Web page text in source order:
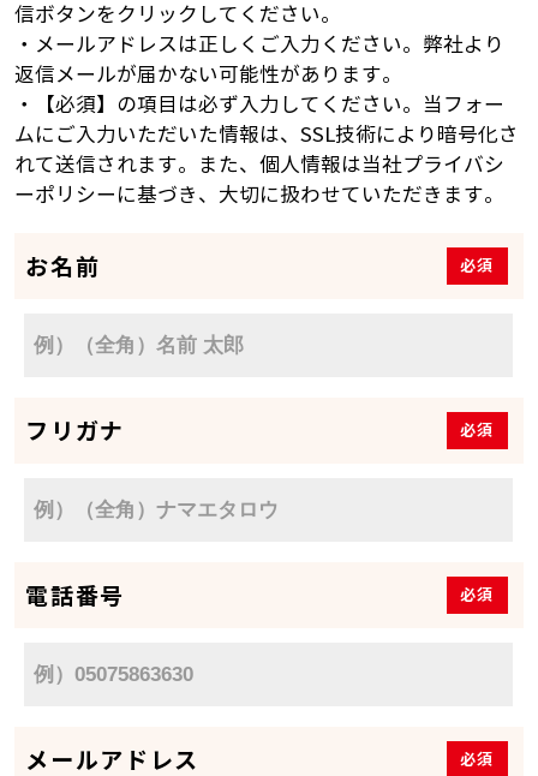
信ボタンをクリックしてください。
・メールアドレスは正しくご入力ください。弊社より
返信メールが届かない可能性があります。
・【必須】の項目は必ず入力してください。当フォー
ムにご入力いただいた情報は、SSL技術により暗号化さ
れて送信されます。また、個人情報は当社プライバシ
ーポリシーに基づき、大切に扱わせていただきます。
お名前 必須
フリガナ 必須
電話番号 必須
メールアドレス 必須